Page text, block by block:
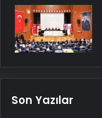
Son Yazılar